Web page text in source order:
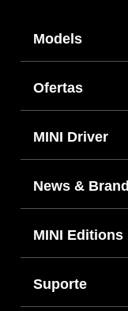
Models
Ofertas
MINI Driver
News & Brand
MINI Editions
Suporte